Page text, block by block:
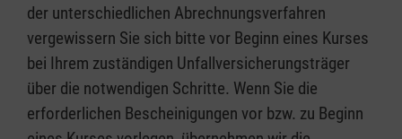
der unterschiedlichen Abrechnungsverfahren
vergewissern Sie sich bitte vor Beginn eines Kurses
bei Ihrem zuständigen Unfallversicherungsträger
über die notwendigen Schritte. Wenn Sie die
erforderlichen Bescheinigungen vor bzw. zu Beginn